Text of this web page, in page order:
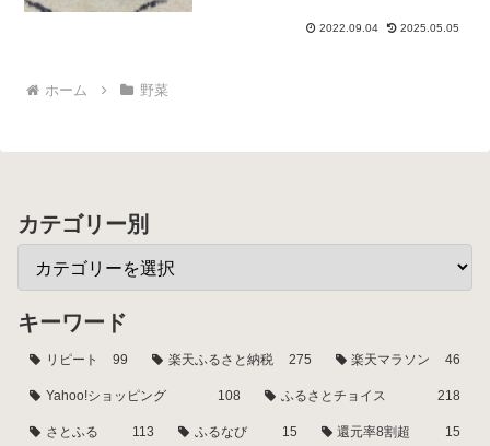
2022.09.04 2025.05.05
ホーム 野菜
カテゴリー別
キーワード
リピート 99 楽天ふるさと納税 275 楽天マラソン 46
Yahoo!ショッピング 108 ふるさとチョイス 218
さとふる 113 ふるなび 15 還元率8割超 15